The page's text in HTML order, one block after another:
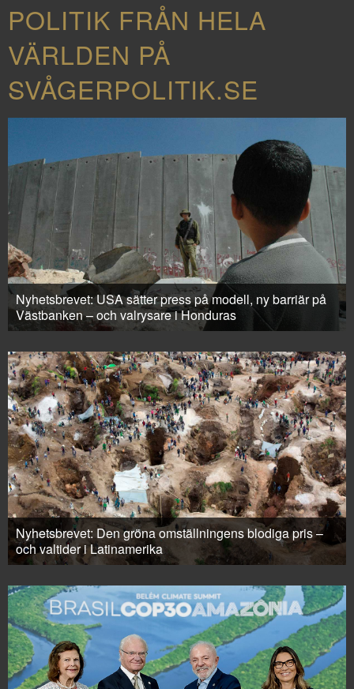
POLITIK FRÅN HELA
VÄRLDEN PÅ
SVÅGERPOLITIK.SE
Nyhetsbrevet: USA sätter press på modell, ny barriär på
Västbanken – och valrysare i Honduras
Nyhetsbrevet: Den gröna omställningens blodiga pris –
och valtider i Latinamerika